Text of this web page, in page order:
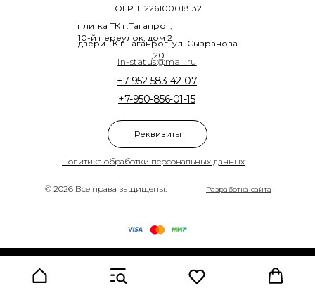
© 2026 Все права защищены.
Политика обработки персональных данных
+7-950-856-01-15
+7-952-583-42-07
плитка ТК г.Таганрог,
10-й переулок, дом 2
двери ТК г.Таганрог, ул. Сызранова
,20
ОГРН 1226100018132
Разработка сайта
in-status@mail.ru
Реквизиты
Made on Tilda